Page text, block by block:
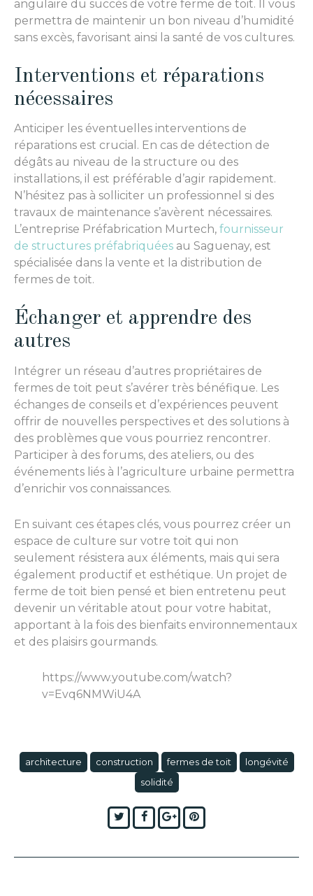
angulaire du succès de votre ferme de toit. Il vous
permettra de maintenir un bon niveau d’humidité
sans excès, favorisant ainsi la santé de vos cultures.
Interventions et réparations
nécessaires
Anticiper les éventuelles interventions de
réparations est crucial. En cas de détection de
dégâts au niveau de la structure ou des
installations, il est préférable d’agir rapidement.
N’hésitez pas à solliciter un professionnel si des
travaux de maintenance s’avèrent nécessaires.
L’entreprise Préfabrication Murtech, fournisseur
de structures préfabriquées au Saguenay, est
spécialisée dans la vente et la distribution de
fermes de toit.
Échanger et apprendre des
autres
Intégrer un réseau d’autres propriétaires de
fermes de toit peut s’avérer très bénéfique. Les
échanges de conseils et d’expériences peuvent
offrir de nouvelles perspectives et des solutions à
des problèmes que vous pourriez rencontrer.
Participer à des forums, des ateliers, ou des
événements liés à l’agriculture urbaine permettra
d’enrichir vos connaissances.
En suivant ces étapes clés, vous pourrez créer un
espace de culture sur votre toit qui non
seulement résistera aux éléments, mais qui sera
également productif et esthétique. Un projet de
ferme de toit bien pensé et bien entretenu peut
devenir un véritable atout pour votre habitat,
apportant à la fois des bienfaits environnementaux
et des plaisirs gourmands.
https://www.youtube.com/watch?
v=Evq6NMWiU4A
architecture construction fermes de toit
longévité
solidité
TwitterFacebook
Google+Pinterest